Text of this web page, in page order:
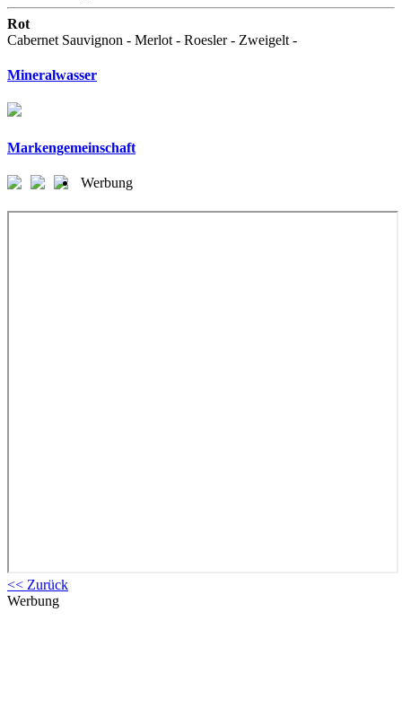
Rot
Cabernet Sauvignon - Merlot - Roesler - Zweigelt -
Mineralwasser
Markengemeinschaft
Werbung
<< Zurück
Werbung